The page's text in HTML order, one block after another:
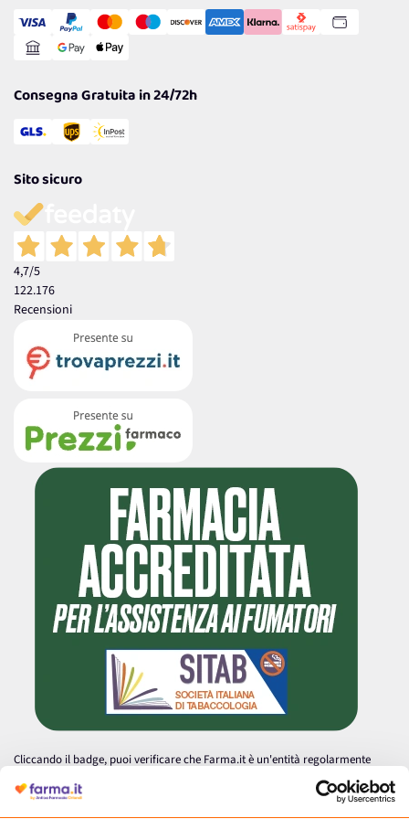
Gestisci Cookie
Reso Facile e Veloce
Consegna Gratuita in 24/72h
Sito sicuro
4,7/5
122.176
Recensioni
Cliccando il badge, puoi verificare che Farma.it è un'entità regolarmente
autorizzata dal Ministero della Salute a effettuare la vendita online di
medicinali.